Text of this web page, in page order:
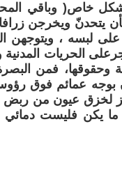
خاص( وباقي
يتحدنّ ويخرجن
على لبسه ،
الحريات
وحقوقها، فمن
بوجه عمائم فوق
لخزق عيون من
يكن فليست دمائي